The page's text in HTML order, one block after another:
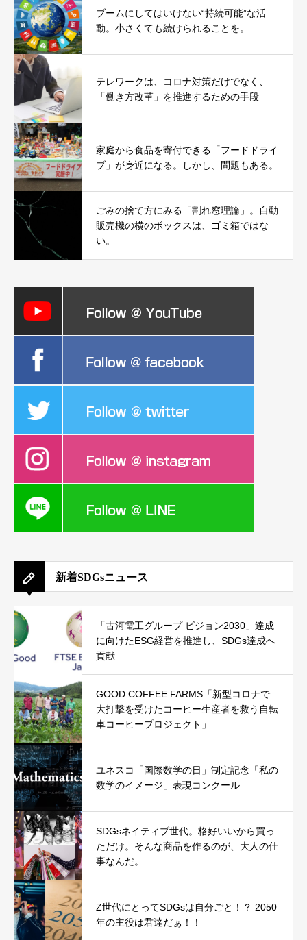
ブームにしてはいけない“持続可能”な活
動。小さくても続けられることを。
テレワークは、コロナ対策だけでなく、
「働き方改革」を推進するための手段
家庭から食品を寄付できる「フードドライ
ブ」が身近になる。しかし、問題もある。
ごみの捨て方にみる「割れ窓理論」。自動
販売機の横のボックスは、ゴミ箱ではな
い。
新着SDGsニュース
「古河電工グループ ビジョン2030」達成
に向けたESG経営を推進し、SDGs達成へ
貢献
GOOD COFFEE FARMS「新型コロナで
大打撃を受けたコーヒー生産者を救う自転
車コーヒープロジェクト」
ユネスコ「国際数学の日」制定記念「私の
数学のイメージ」表現コンクール
SDGsネイティブ世代。格好いいから買っ
ただけ。そんな商品を作るのが、大人の仕
事なんだ。
Z世代にとってSDGsは自分ごと！？ 2050
年の主役は君達だぁ！！